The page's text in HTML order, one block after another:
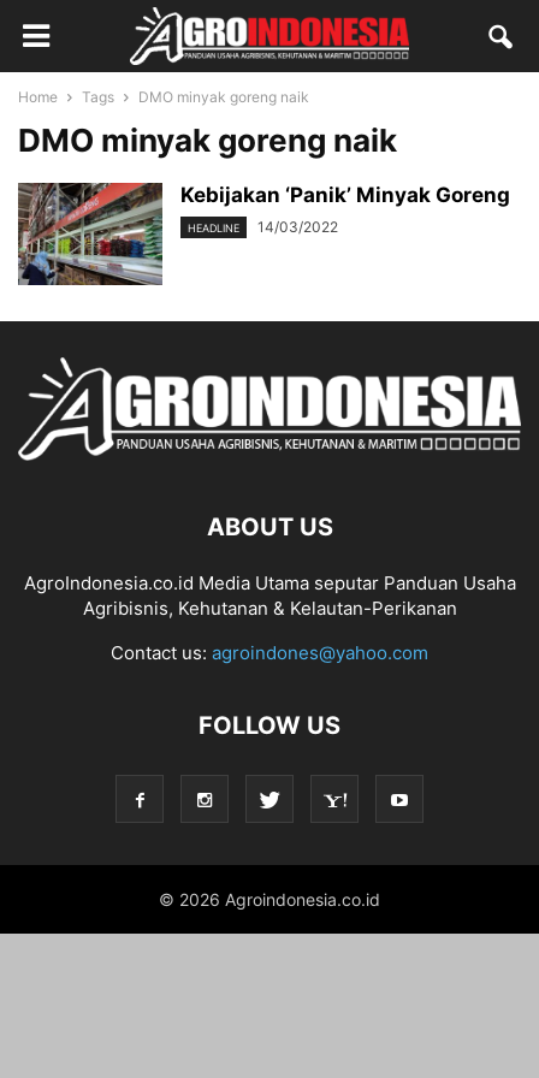
Home Tags DMO minyak goreng naik
DMO minyak goreng naik
Kebijakan ‘Panik’ Minyak Goreng
HEADLINE 14/03/2022
ABOUT US
AgroIndonesia.co.id Media Utama seputar Panduan Usaha
Agribisnis, Kehutanan & Kelautan-Perikanan
Contact us: agroindones@yahoo.com
FOLLOW US
© 2026 Agroindonesia.co.id